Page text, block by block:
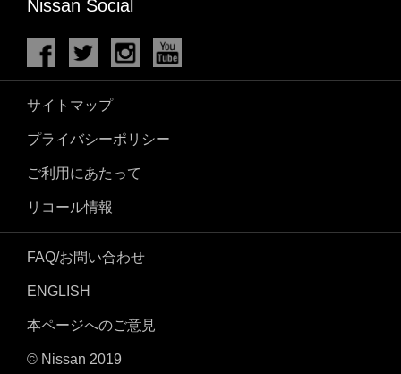
Nissan Social
サイトマップ
プライバシーポリシー
ご利用にあたって
リコール情報
FAQ/お問い合わせ
ENGLISH
本ページへのご意見
© Nissan 2019